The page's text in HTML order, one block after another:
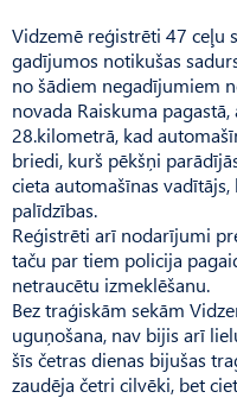
Vidzemē reģistrēti 47 ceļu
gadījumos notikušas
no šādiem negadījumiem
novada Raiskuma
28.kilometrā, kad
briedi, kurš pēkšņi
cieta automašīnas
palīdzības.
Reģistrēti arī nodarījumi
taču par tiem policija
netraucētu izmeklēšanu.
Bez traģiskām sekām
uguņošana, nav bijis arī
šīs četras dienas bijušas
zaudēja četri cilvēki, bet